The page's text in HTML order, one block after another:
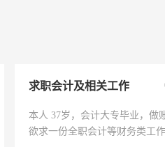
求职会计及相关工作
本人 37岁，会计大专毕业，做
欲求一份全职会计等财务类工